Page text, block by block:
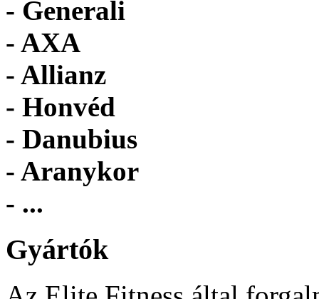
- Generali
- AXA
- Allianz
- Honvéd
- Danubius
- Aranykor
- ...
Gyártók